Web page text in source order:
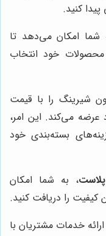
کنید.
شما امکان می‌دهد تا
محصولات خود انتخاب
شیرینگ را با قیمت
می‌کند. این امر،
بسته‌بندی خود
پلاست، به شما امکان
کیفیت را دریافت کنید.
ارائه خدمات مشتریان با